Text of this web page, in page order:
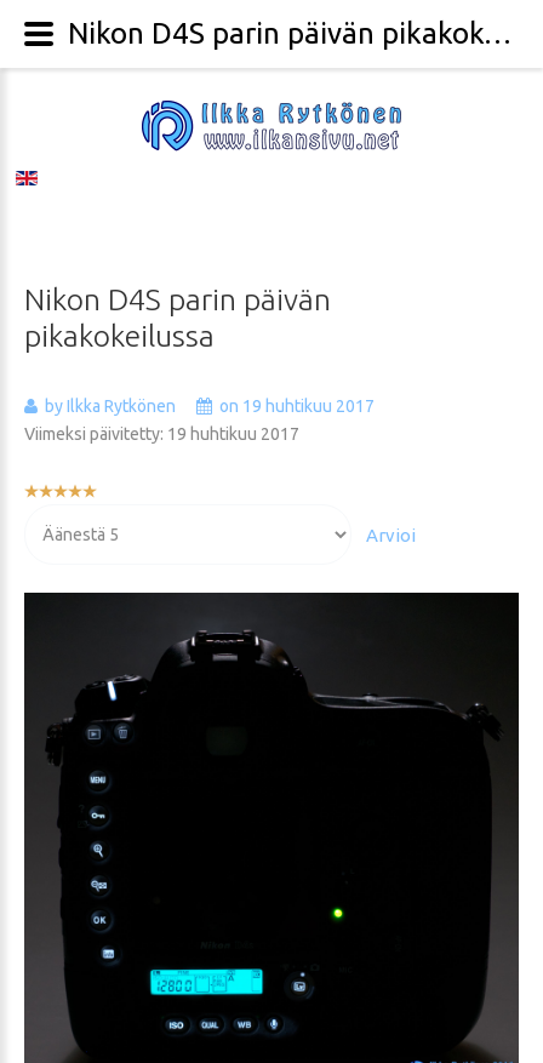
Nikon D4S parin päivän
pikakokeilussa
by Ilkka Rytkönen
on 19 huhtikuu 2017
Viimeksi päivitetty: 19 huhtikuu 2017
Käyttäjän
arvioida
Nikon D4S parin päivän pikakokeilussa - Valokuvaaja Ilkka Rytkönen